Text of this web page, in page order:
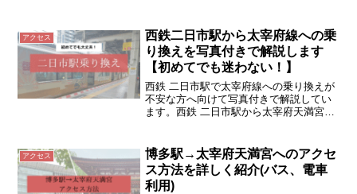
アクセス
西鉄二日市駅から太宰府線への乗
り換えを写真付きで解説します
【初めてでも迷わない！】
西鉄 二日市駅で太宰府線への乗り換えが
不安な方へ向けて写真付きで解説してい
ます。西鉄 二日市駅から太宰府天満宮へ
アクセス
博多駅→太宰府天満宮へのアクセ
ス方法を詳しく紹介(バス、電車
利用)